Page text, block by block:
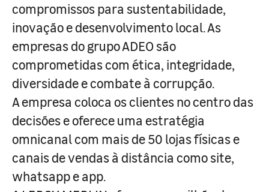
compromissos para sustentabilidade,
inovação e desenvolvimento local. As
empresas do grupo ADEO são
comprometidas com ética, integridade,
diversidade e combate à corrupção.
A empresa coloca os clientes no centro das
decisões e oferece uma estratégia
omnicanal com mais de 50 lojas físicas e
canais de vendas à distância como site,
whatsapp e app.